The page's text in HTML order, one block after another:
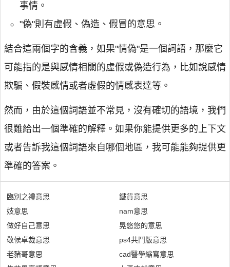
事情。
"偽"則有虛假、偽造、假冒的意思。
結合這兩個字的含義，如果"情偽"是一個詞語，那麼它
可能指的是與感情相關的虛假或偽造行為，比如說感情
欺騙、假裝感情或者虛假的情感表達等。
然而，由於這個詞語並不常見，沒有確切的語境，我們
很難給出一個準確的解釋。如果你能提供更多的上下文
或者告訴我這個詞語來自哪個地區，我可能能夠提供更
準確的答案。
臨別之禮意思
妓意思
做好自己意思
敬候卓裁意思
老豬哥意思
鐵貨意思
nam意思
晃悠悠的意思
ps4共鬥版意思
cad醫學縮寫意思